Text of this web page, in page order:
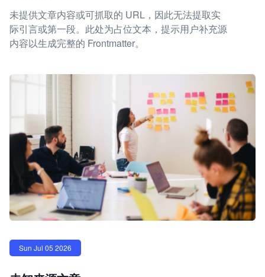
未提供文章内容或可抓取的 URL，因此无法提取实
际引言或第一段。此处为占位文本，提示用户补充源
内容以生成完整的 Frontmatter。
Sun Jul 05 2026